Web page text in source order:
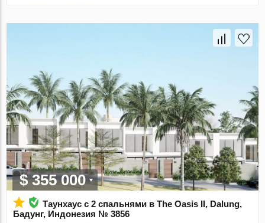
$ 355 000
Таунхаус с 2 спальнями в The Oasis II, Dalung,
Бадунг, Индонезия № 3856